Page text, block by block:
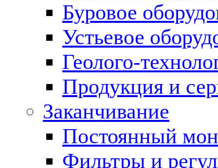
Буровое
Устьевое
Геолого-
Продукция и
Заканчивание
Постоянный
Фильтры и